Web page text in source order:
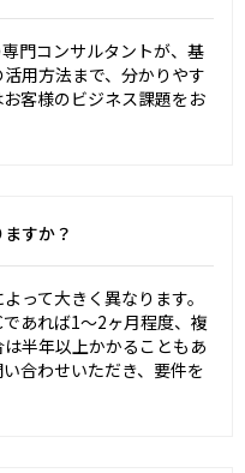
門コンサルタントが、基
用方法まで、分かりやす
客様のビジネス課題をお
すか？
って大きく異なります。
あれば1〜2ヶ月程度、複
半年以上かかることもあ
合わせいただき、要件を